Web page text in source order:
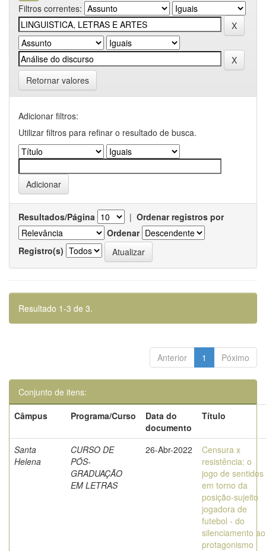
Filtros correntes:
Retornar valores
Adicionar filtros:
Utilizar filtros para refinar o resultado de busca.
Resultados/Página | Ordenar registros por
Ordenar
Registro(s)
Resultado 1-3 de 3.
Anterior 1 Póximo
Conjunto de itens:
Câmpus
Programa/Curso
Data do
documento
Título
Santa
Helena
CURSO DE
PÓS-
GRADUAÇÃO
EM LETRAS
26-Abr-2022
Censura x
resistência: o
jogo de sentidos
em torno da
posição-sujeito
jogadora de
futebol - do
silenciamento ao
protagonismo